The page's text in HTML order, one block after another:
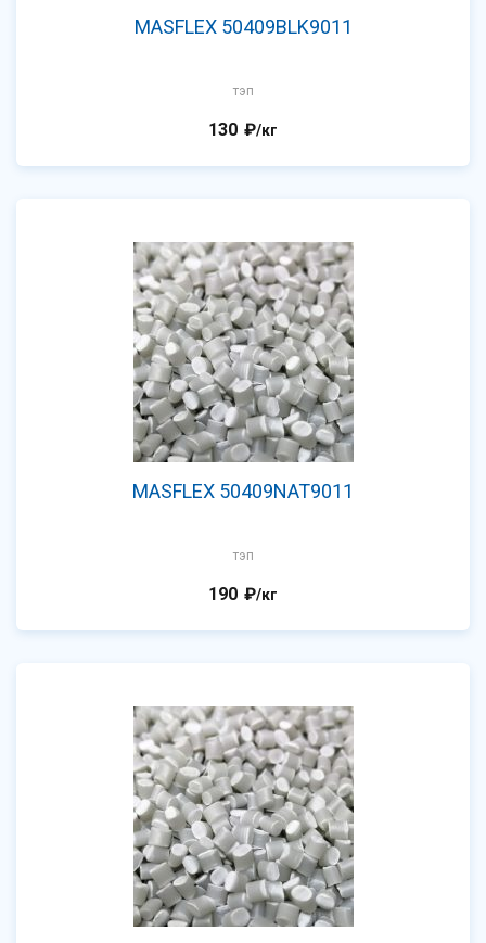
MASFLEX 50409BLK9011
тэп
130 ₽/кг
MASFLEX 50409NAT9011
тэп
190 ₽/кг